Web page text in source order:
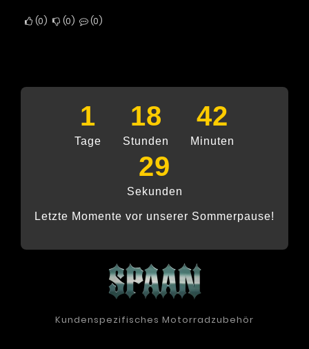
0 0 0
1
Tage
18
Stunden
42
Minuten
28
Sekunden
Letzte Momente vor unserer Sommerpause!
Kundenspezifisches Motorradzubehör